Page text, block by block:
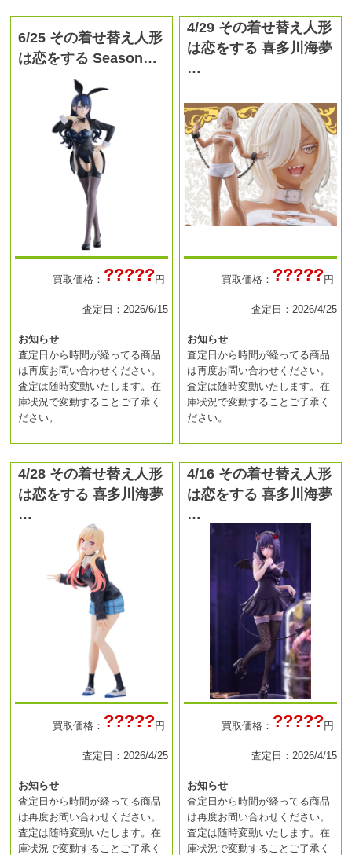
6/25 その着せ替え人形
は恋をする Season…
買取価格： ?????円
査定日：2026/6/15
お知らせ
査定日から時間が経ってる商品
は再度お問い合わせください。
査定は随時変動いたします。在
庫状況で変動することご了承く
ださい。
4/29 その着せ替え人形
は恋をする 喜多川海夢
…
買取価格： ?????円
査定日：2026/4/25
お知らせ
査定日から時間が経ってる商品
は再度お問い合わせください。
査定は随時変動いたします。在
庫状況で変動することご了承く
ださい。
4/28 その着せ替え人形
は恋をする 喜多川海夢
…
買取価格： ?????円
査定日：2026/4/25
お知らせ
査定日から時間が経ってる商品
は再度お問い合わせください。
査定は随時変動いたします。在
庫状況で変動することご了承く
4/16 その着せ替え人形
は恋をする 喜多川海夢
…
買取価格： ?????円
査定日：2026/4/15
お知らせ
査定日から時間が経ってる商品
は再度お問い合わせください。
査定は随時変動いたします。在
庫状況で変動することご了承く